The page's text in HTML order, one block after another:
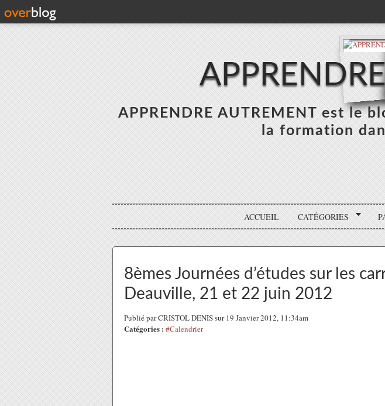
APPRENDRE AUTREMENT est le
la formation
ACCUEIL CATÉGORIES
8èmes Journées d’études sur les
Deauville, 21 et 22 juin 2012
Publié par CRISTOL DENIS sur 19 Janvier 2012, 11:34am
Catégories : #Calendrier